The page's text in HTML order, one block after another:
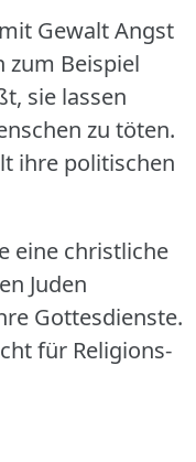
Gewalt Angst
zum Beispiel
sie lassen
zu töten.
ihre politischen
eine christliche
Juden
Gottesdienste.
für Religions-